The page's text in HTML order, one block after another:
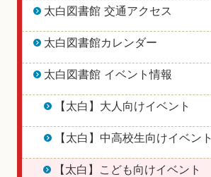
太白図書館 交通アクセス
太白図書館カレンダー
太白図書館 イベント情報
【太白】大人向けイベント
【太白】中高校生向けイベント
【太白】こども向けイベント